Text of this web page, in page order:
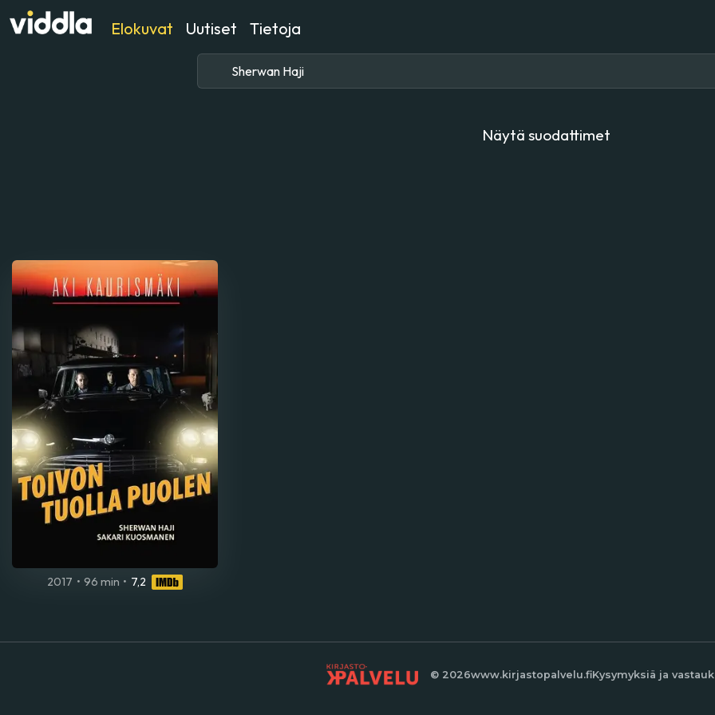
Elokuvat Uutiset Tietoja
Näytä suodattimet
2017 • 96 min • 7,2
© 2026www.kirjastopalvelu.fiKysymyksiä ja